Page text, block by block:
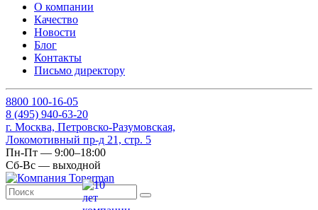
О компании
Качество
Новости
Блог
Контакты
Письмо директору
8800 100-16-05
8 (495) 940-63-20
г. Москва, Петровско-Разумовская,
Локомотивный пр-д 21, стр. 5
Пн-Пт — 9:00–18:00
Сб-Вс — выходной